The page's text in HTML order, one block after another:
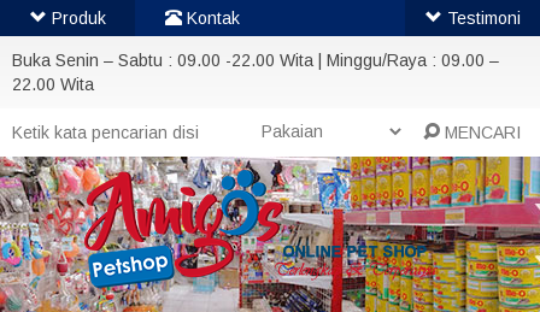
Buka Senin – Sabtu : 09.00 -22.00 Wita | Minggu/Raya : 09.00 –
22.00 Wita
MENCARI
Produk Kontak Testimoni